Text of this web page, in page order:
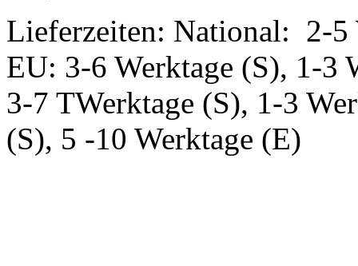
Lieferzeiten: National: 2-5
EU: 3-6 Werktage (S), 1-3
3-7 TWerktage (S), 1-3
(S), 5 -10 Werktage (E)